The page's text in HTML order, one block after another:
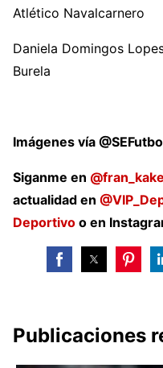
Atlético Navalcarnero
Daniela Domingos
Burela
Imágenes vía
Siganme en @fran_kake
actualidad en
Deportivo o en
Publicaciones